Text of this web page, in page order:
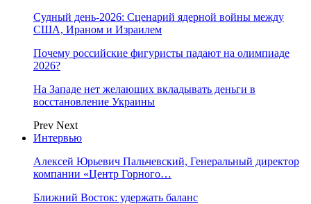
Судный день-2026: Сценарий ядерной войны между
США, Ираном и Израилем
Почему российские фигуристы падают на олимпиаде
2026?
На Западе нет желающих вкладывать деньги в
восстановление Украины
Prev Next
Интервью
Алексей Юрьевич Пальчевский, Генеральный директор
компании «Центр Горного…
Ближний Восток: удержать баланс